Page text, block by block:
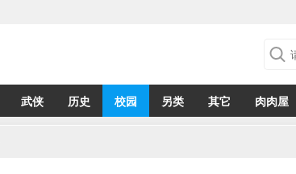
武侠 历史 校园 另类 其它 肉肉屋